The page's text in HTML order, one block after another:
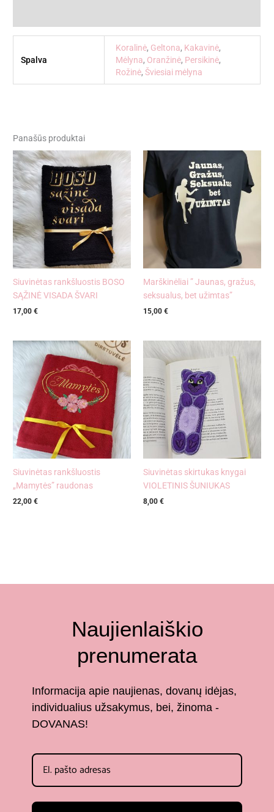
Spalva
Koralinė, Geltona, Kakavinė,
Mėlyna, Oranžinė, Persikinė,
Rožinė,Šviesiai mėlyna
Panašūs produktai
Siuvinėtas rankšluostis BOSO
SĄŽINĖ VISADA ŠVARI
17,00€
Marškinėliai ” Jaunas, gražus,
seksualus, bet užimtas”
15,00 €
Siuvinėtas rankšluostis
„Mamytės” raudonas
22,00€
Siuvinėtas skirtukas knygai
VIOLETINIS ŠUNIUKAS
8,00 €
Naujienlaiškio
prenumerata
Informacija apie naujienas, dovanų idėjas,
individualius užsakymus, bei, žinoma -
DOVANAS!